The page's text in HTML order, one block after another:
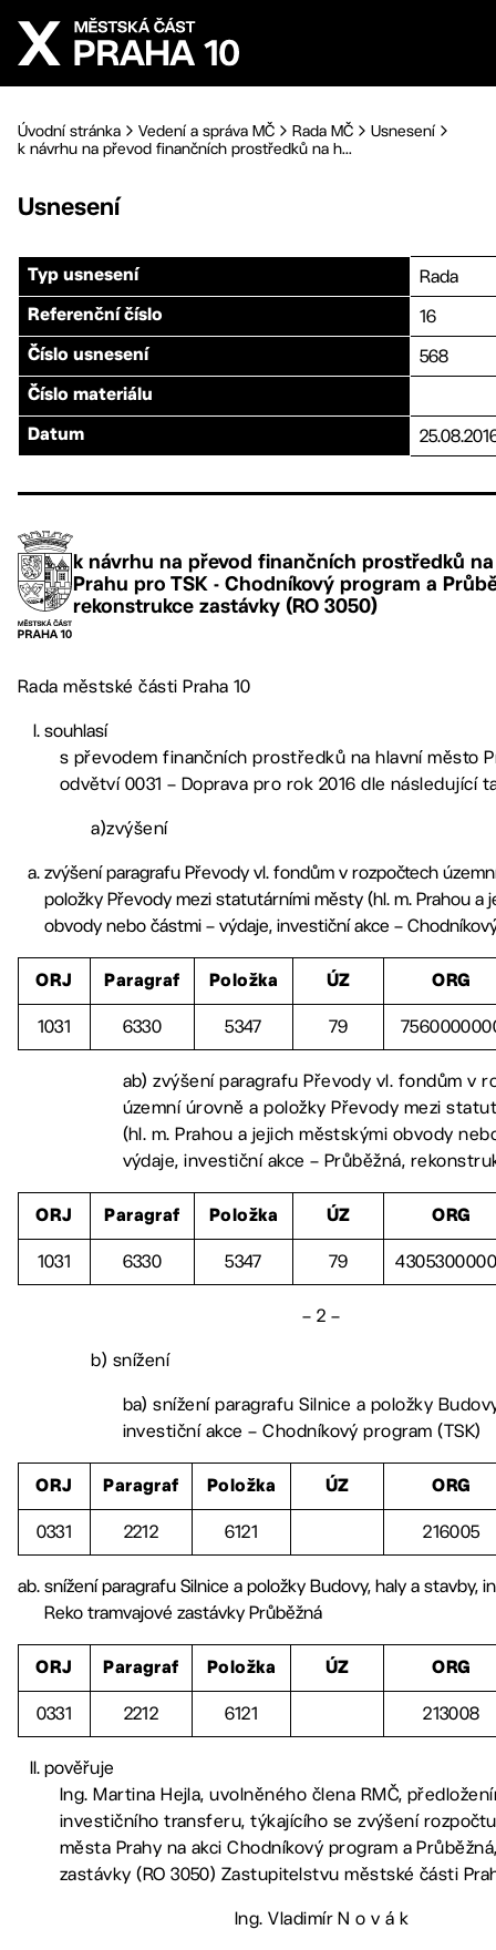
Přejít na hlavní obsah
Úvodní stránka Vedení a správa MČ Rada MČ
Usnesení
k návrhu na převod finančních prostředků na h...
Usnesení
Typ usnesení Rada
Referenční číslo 16
Číslo usnesení 568
Číslo materiálu
Datum
k návrhu na převod finančních prostředků
Prahu pro TSK - Chodníkový program a
rekonstrukce zastávky (RO 3050)
Rada městské části Praha 10
souhlasí
s převodem finančních prostředků na hlavní město
odvětví 0031 – Doprava pro rok 2016 dle následující
a)zvýšení
zvýšení paragrafu Převody vl. fondům v rozpočtech
položky Převody mezi statutárními městy (hl. m. Prahou a
obvody nebo částmi – výdaje, investiční akce –
ORJ Paragraf Položka ÚZ ORG
1031 6330 5347 79
ab) zvýšení paragrafu Převody vl. fondům v
územní úrovně a položky Převody mezi
(hl. m. Prahou a jejich městskými obvody
výdaje, investiční akce – Průběžná,
ORJ Paragraf Položka ÚZ ORG
1031 6330 5347 79
– 2 –
b) snížení
ba) snížení paragrafu Silnice a položky
investiční akce – Chodníkový program (TSK)
ORJ Paragraf Položka ÚZ ORG
0331 2212 6121 216005
snížení paragrafu Silnice a položky Budovy, haly a stavby,
Reko tramvajové zastávky Průběžná
ORJ Paragraf Položka ÚZ ORG
0331 2212 6121 213008
pověřuje
Ing. Martina Hejla, uvolněného člena RMČ,
investičního transferu, týkajícího se zvýšení
města Prahy na akci Chodníkový program a
zastávky (RO 3050) Zastupitelstvu městské části
Ing. Vladimír N o v á k